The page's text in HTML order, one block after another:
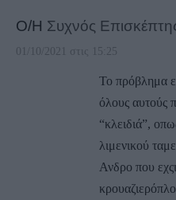
Ο/Η Συχνός
01/10/2021 στις 15:25
Το πρόβλημα
όλους αυτούς
“κλειδιά”,
λιμενικού
Ανδρο που